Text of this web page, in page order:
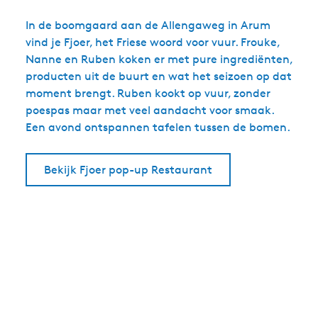
In de boomgaard aan de Allengaweg in Arum
vind je Fjoer, het Friese woord voor vuur. Frouke,
Nanne en Ruben koken er met pure ingrediënten,
producten uit de buurt en wat het seizoen op dat
moment brengt. Ruben kookt op vuur, zonder
poespas maar met veel aandacht voor smaak.
Een avond ontspannen tafelen tussen de bomen.
Bekijk Fjoer pop-up Restaurant